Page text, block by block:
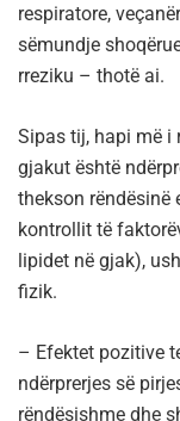
respiratore,
sëmundje
rreziku – thotë ai.
Sipas tij, hapi më i
gjakut është
thekson rëndësinë
kontrollit të
lipidet në gjak),
fizik.
– Efektet pozitive
ndërprerjes së
rëndësishme dhe